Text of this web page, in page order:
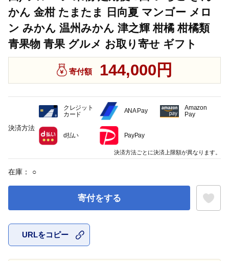
かん 金柑 たまたま 日向夏 マンゴー メロ
ン みかん 温州みかん 津之輝 柑橘 柑橘類
青果物 青果 グルメ お取り寄せ ギフト
寄付額 144,000円
在庫： ○
寄付をする
URLをコピー
決済方法
クレジット
カード
ANA Pay
Amazon
Pay
d払い PayPay
決済方法ごとに決済上限額が異なります。